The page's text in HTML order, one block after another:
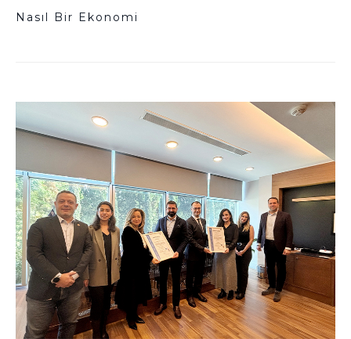
Nasıl Bir Ekonomi